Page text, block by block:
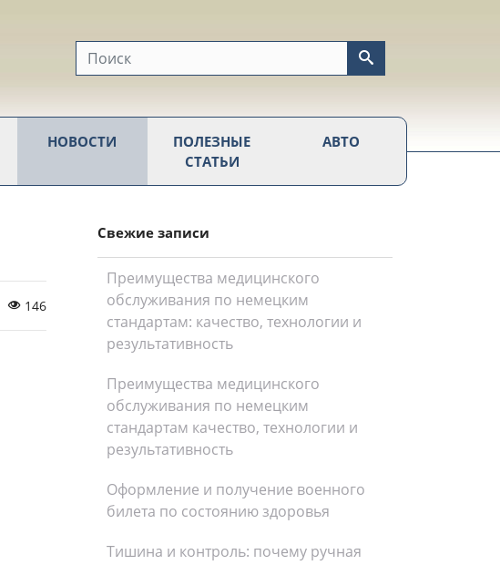
НОВОСТИ
ПОЛЕЗНЫЕ
СТАТЬИ
АВТО
146
Свежие записи
Преимущества медицинского
обслуживания по немецким
стандартам: качество, технологии и
результативность
Преимущества медицинского
обслуживания по немецким
стандартам качество, технологии и
результативность
Оформление и получение военного
билета по состоянию здоровья
Тишина и контроль: почему ручная